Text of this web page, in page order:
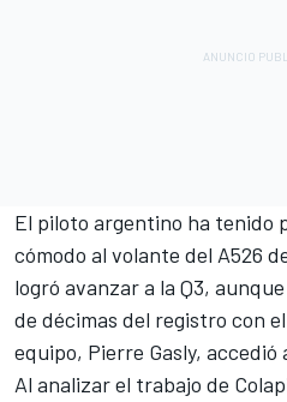
El piloto argentino ha tenido
cómodo al volante del A526
logró avanzar a la Q3,
de décimas del registro con
equipo, Pierre Gasly,
Al analizar el trabajo de